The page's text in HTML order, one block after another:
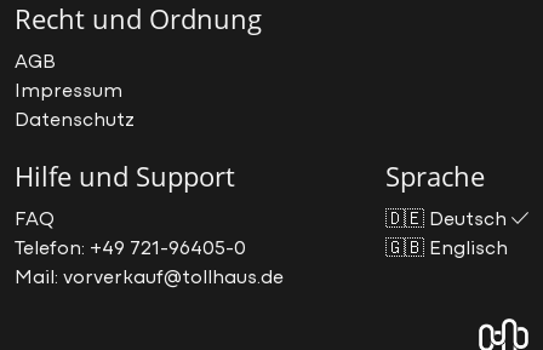
Recht und Ordnung
AGB
Impressum
Datenschutz
Hilfe und Support
FAQ
Telefon: +49 721-96405-0
Mail: vorverkauf@tollhaus.de
Sprache
🇩🇪 Deutsch
🇬🇧 Englisch